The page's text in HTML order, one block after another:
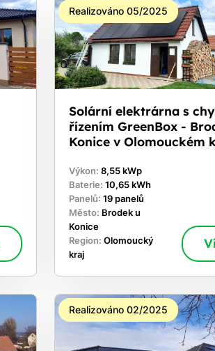
Realizováno 05/2025
Solární elektrárna s
řízením GreenBox -
Konice v Olomouckém
Výkon: 8,55 kWp
Baterie: 10,65 kWh
Panelů: 19 panelů
Město: Brodek u
Konice
Region: Olomoucký
kraj
Realizováno 02/2025